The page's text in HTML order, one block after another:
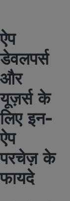
ऐप
डेवलपर्स
और
यूज़र्स के
लिए इन-
ऐप
परचेज़ के
फायदे